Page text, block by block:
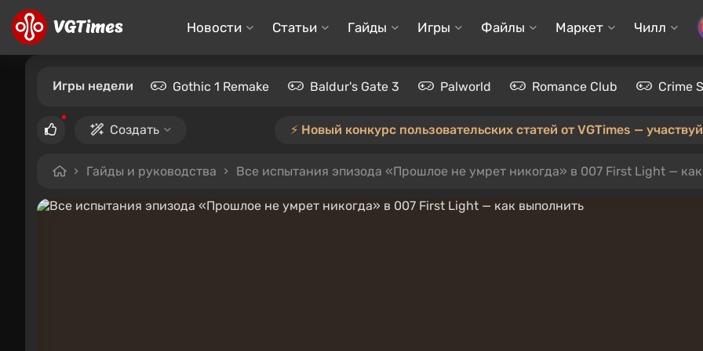
Новости Статьи Гайды Игры Файлы Маркет Чилл
Игры недели Gothic 1 Remake Baldur's Gate 3 Palworld Romance Club Crime
Создать ⚡️ Новый конкурс пользовательских статей от VGTimes —
Гайды и руководства Все испытания эпизода «Прошлое не умрет никогда» в 007 First Light —